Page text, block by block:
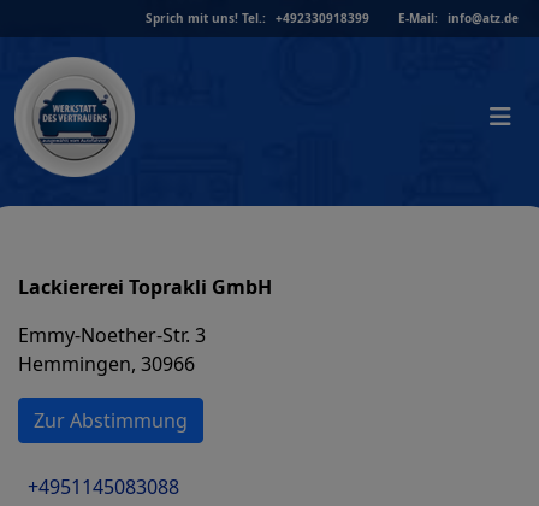
to
content
Sprich mit uns! Tel.: +492330918399 E-Mail: info@atz.de
Lackiererei Toprakli GmbH
Emmy-Noether-Str. 3
Hemmingen, 30966
Zur Abstimmung
+4951145083088